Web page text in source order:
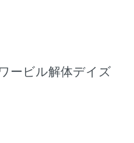
ービル解体デイズ